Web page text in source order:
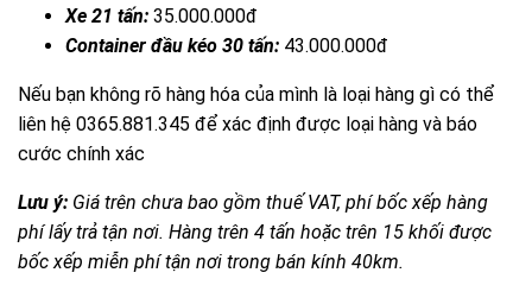
Xe 21 tấn: 35.000.000đ
Container đầu kéo 30 tấn: 43.000.000đ
Nếu bạn không rõ hàng hóa của mình là loại hàng gì có thể
liên hệ 0365.881.345 để xác định được loại hàng và báo
cước chính xác
Lưu ý: Giá trên chưa bao gồm thuế VAT, phí bốc xếp hàng
phí lấy trả tận nơi. Hàng trên 4 tấn hoặc trên 15 khối được
bốc xếp miễn phí tận nơi trong bán kính 40km.